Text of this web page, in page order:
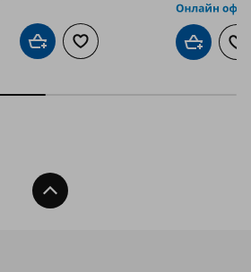
с любими
Добави в кошницата
Добави към списъка с
Добави
Нагоре